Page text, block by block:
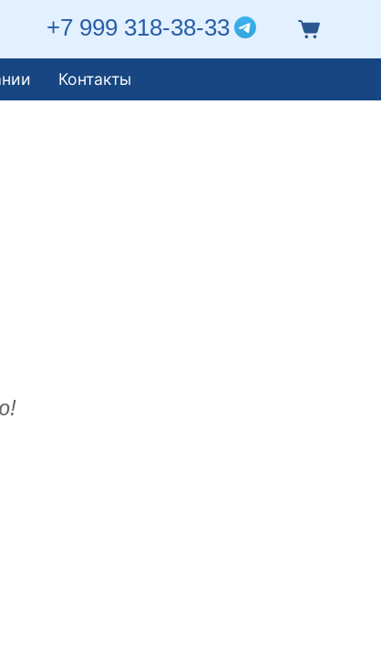
+7 999 318-38-33
Контакты